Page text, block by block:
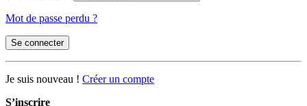
Mot de passe perdu ?
Se connecter
Je suis nouveau ! Créer un compte
S’inscrire